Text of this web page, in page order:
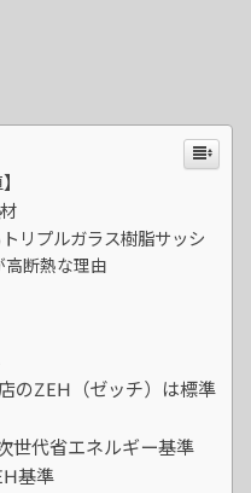
リプルガラス樹脂サッシ
断熱な理由
のZEH（ゼッチ）は標準
世代省エネルギー基準
基準